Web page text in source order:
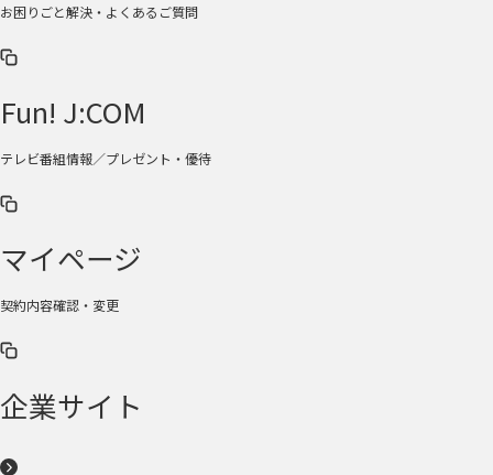
お困りごと解決・よくあるご質問
Fun! J:COM
テレビ番組情報／プレゼント・優待
マイページ
契約内容確認・変更
企業サイト